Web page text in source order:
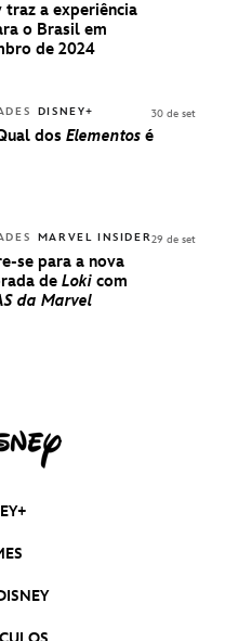
A D23
-
traz a experiência
o Brasil em
de 2024
DISNEY+
dos Elementos é
30 de set
MARVEL INSIDER
se para a nova
de Loki com
da Marvel
29 de set